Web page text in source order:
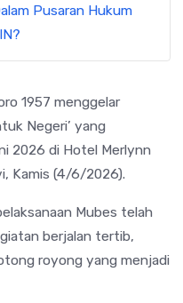
Pusaran Hukum
1957 menggelar
Negeri’ yang
2026 di Hotel Merlynn
Kamis (4/6/2026).
Mubes telah
berjalan tertib,
royong yang menjadi